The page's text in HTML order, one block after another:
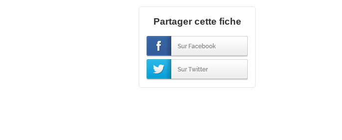
Partager cette fiche